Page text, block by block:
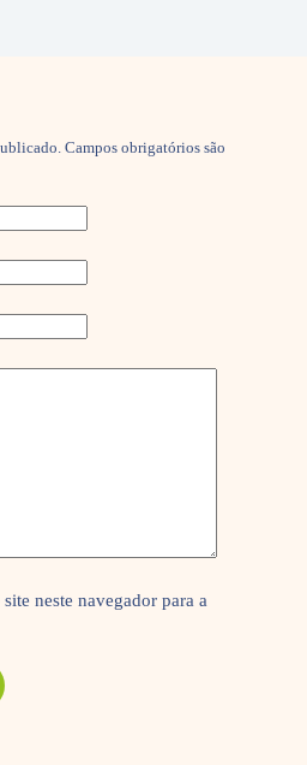
Campos obrigatórios são
neste navegador para a